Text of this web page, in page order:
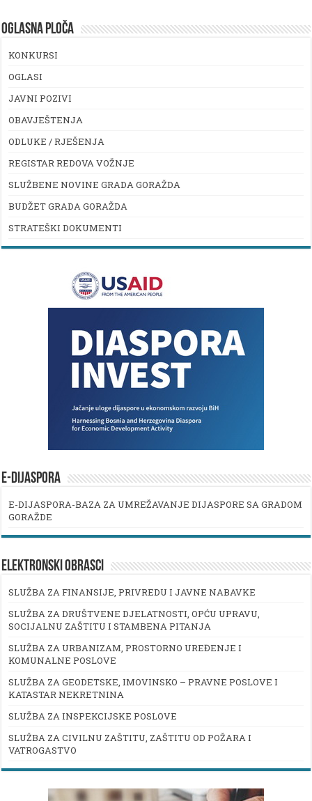
OGLASNA PLOČA
KONKURSI
OGLASI
JAVNI POZIVI
OBAVJEŠTENJA
ODLUKE / RJEŠENJA
REGISTAR REDOVA VOŽNJE
SLUŽBENE NOVINE GRADA GORAŽDA
BUDŽET GRADA GORAŽDA
STRATEŠKI DOKUMENTI
E-DIJASPORA
E-DIJASPORA-BAZA ZA UMREŽAVANJE DIJASPORE SA GRADOM
GORAŽDE
ELEKTRONSKI OBRASCI
SLUŽBA ZA FINANSIJE, PRIVREDU I JAVNE NABAVKE
SLUŽBA ZA DRUŠTVENE DJELATNOSTI, OPĆU UPRAVU,
SOCIJALNU ZAŠTITU I STAMBENA PITANJA
SLUŽBA ZA URBANIZAM, PROSTORNO UREĐENJE I
KOMUNALNE POSLOVE
SLUŽBA ZA GEODETSKE, IMOVINSKO – PRAVNE POSLOVE I
KATASTAR NEKRETNINA
SLUŽBA ZA INSPEKCIJSKE POSLOVE
SLUŽBA ZA CIVILNU ZAŠTITU, ZAŠTITU OD POŽARA I
VATROGASTVO